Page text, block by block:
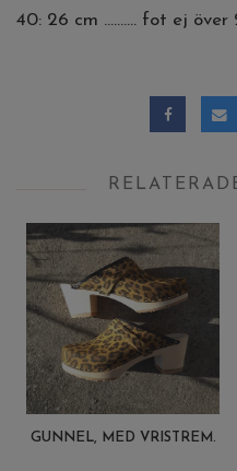
40: 26 cm .......... fot ej över
GUNNEL, MED VRISTREM.